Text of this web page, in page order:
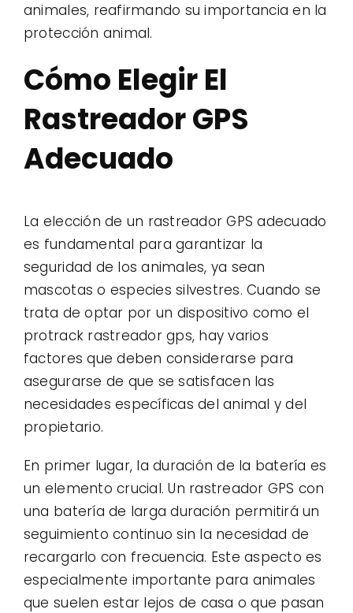
animales, reafirmando su importancia en la
protección animal.
Cómo Elegir El
Rastreador GPS
Adecuado
La elección de un rastreador GPS adecuado
es fundamental para garantizar la
seguridad de los animales, ya sean
mascotas o especies silvestres. Cuando se
trata de optar por un dispositivo como el
protrack rastreador gps, hay varios
factores que deben considerarse para
asegurarse de que se satisfacen las
necesidades específicas del animal y del
propietario.
En primer lugar, la duración de la batería es
un elemento crucial. Un rastreador GPS con
una batería de larga duración permitirá un
seguimiento continuo sin la necesidad de
recargarlo con frecuencia. Este aspecto es
especialmente importante para animales
que suelen estar lejos de casa o que pasan